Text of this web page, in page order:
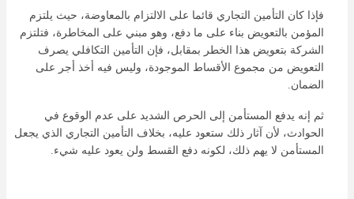
فإذا كان التأمين التجاري قائما على الالتزام بالمعاوضة، حيث يلتزم
المؤمن بالتعويض بناء على ما دفع، وهو مبني على المخاطرة، فتلتزم
الشركة بتعويض هذا الخطر بمقابل، فإن التأمين التكافلي يصرف
التعويض من مجموع الأقساط الموجودة، وليس فيه أخذ أجر على
الضمان.
ثم إنه يدفع المستأمن إلى الحرص الشديد على عدم الوقوع في
الحوادث، لأن آثار ذلك ستعود عليه، بخلاف التأمين التجاري الذي يجعل
المستأمن لا يهم ذلك، لكونه دفع القسط ولن يعود عليه شيء.